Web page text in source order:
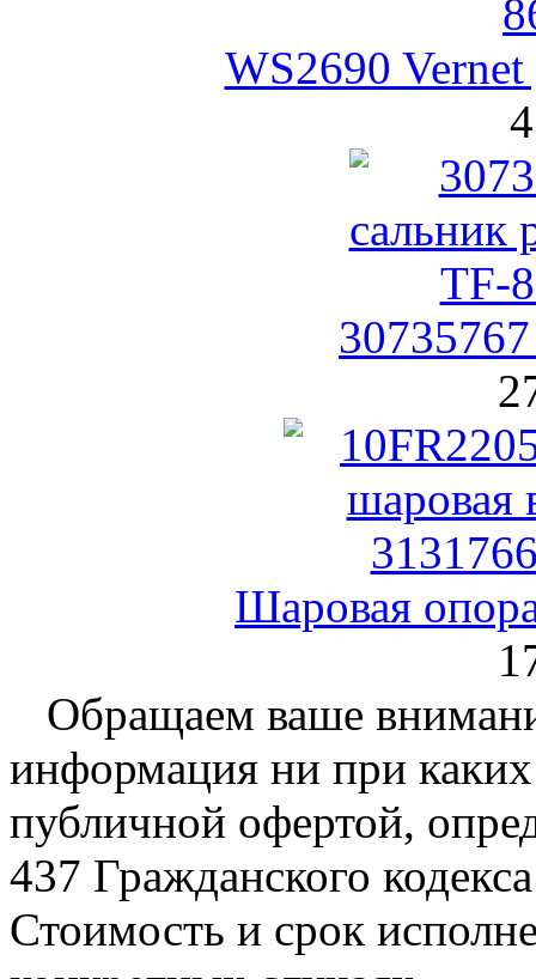
WS2690
Шаровая
Обращаем ваше
информация ни при каких
публичной офертой,
437 Гражданского
Стоимость и срок